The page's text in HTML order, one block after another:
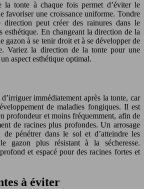
la tonte à chaque fois permet d’éviter le
favoriser une croissance uniforme. Tondre
direction peut créer des rainures dans le
esthétique. En changeant la direction de la
gazon à se tenir droit et à se développer de
Variez la direction de la tonte pour une
aspect esthétique optimal.
immédiatement après la tonte, car
de maladies fongiques. Il est
profondeur et moins fréquemment, afin de
de racines plus profondes. Un arrosage
de pénétrer dans le sol et d’atteindre les
gazon plus résistant à la sécheresse.
et espacé pour des racines fortes et
à éviter